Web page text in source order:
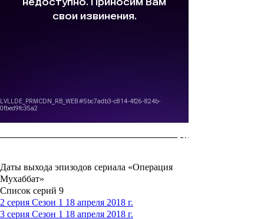
Даты выхода эпизодов сериала «Операция
Мухаббат»
Список серий 9
2 серия Сезон 1 18 апреля 2018 г.
3 серия Сезон 1 18 апреля 2018 г.